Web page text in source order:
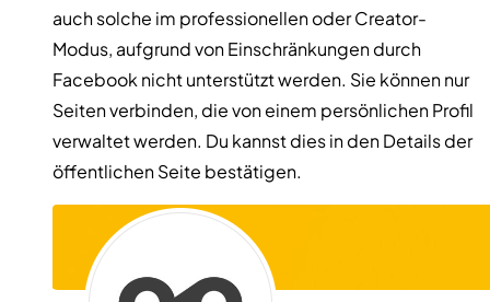
auch solche im professionellen oder Creator-
Modus, aufgrund von Einschränkungen durch
Facebook nicht unterstützt werden. Sie können nur
Seiten verbinden, die von einem persönlichen Profil
verwaltet werden. Du kannst dies in den Details der
öffentlichen Seite bestätigen.